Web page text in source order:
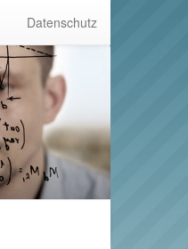
Datenschutz